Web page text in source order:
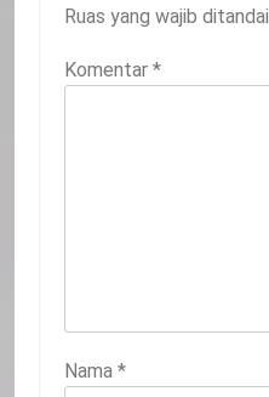
Ruas yang wajib ditandai
Komentar *
Nama *